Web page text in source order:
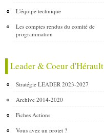
L'équipe technique
Les comptes rendus du comité de
programmation
Leader & Coeur d'Hérault
Stratégie LEADER 2023-2027
Archive 2014-2020
Fiches Actions
Vous avez un projet ?